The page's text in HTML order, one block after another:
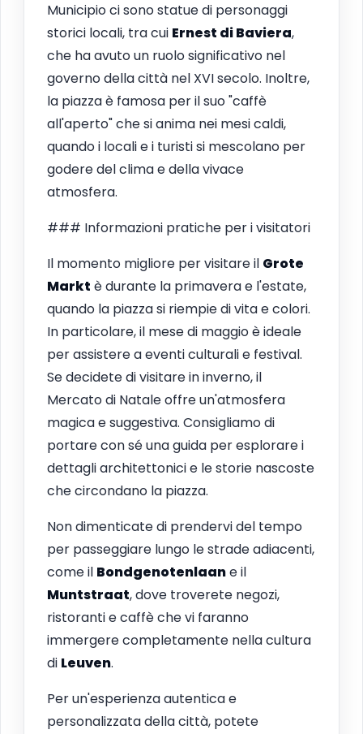
Municipio ci sono statue di personaggi
storici locali, tra cui Ernest di Baviera,
che ha avuto un ruolo significativo nel
governo della città nel XVI secolo. Inoltre,
la piazza è famosa per il suo "caffè
all'aperto" che si anima nei mesi caldi,
quando i locali e i turisti si mescolano per
godere del clima e della vivace
atmosfera.
### Informazioni pratiche per i visitatori
Il momento migliore per visitare il Grote
Markt è durante la primavera e l'estate,
quando la piazza si riempie di vita e colori.
In particolare, il mese di maggio è ideale
per assistere a eventi culturali e festival.
Se decidete di visitare in inverno, il
Mercato di Natale offre un'atmosfera
magica e suggestiva. Consigliamo di
portare con sé una guida per esplorare i
dettagli architettonici e le storie nascoste
che circondano la piazza.
Non dimenticate di prendervi del tempo
per passeggiare lungo le strade adiacenti,
come il Bondgenotenlaane il
Muntstraat, dove troverete negozi,
ristoranti e caffè che vi faranno
immergere completamente nella cultura
di Leuven.
Per un'esperienza autentica e
personalizzata della città, potete